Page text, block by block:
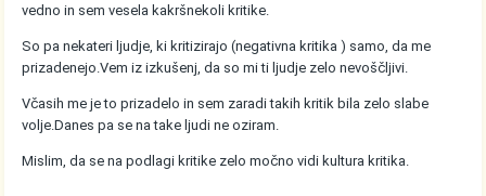
vedno in sem vesela kakršnekoli kritike.
So pa nekateri ljudje, ki kritizirajo (negativna kritika ) samo, da me
prizadenejo.Vem iz izkušenj, da so mi ti ljudje zelo nevoščljivi.
Včasih me je to prizadelo in sem zaradi takih kritik bila zelo slabe
volje.Danes pa se na take ljudi ne oziram.
Mislim, da se na podlagi kritike zelo močno vidi kultura kritika.